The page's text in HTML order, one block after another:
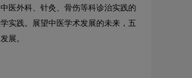
医外科、针灸、骨伤等科诊治实践的
实践。展望中医学术发展的未来，五
展。